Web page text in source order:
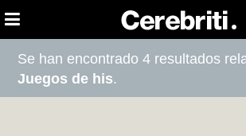
Se han encontrado 4 resultados
Juegos de his.